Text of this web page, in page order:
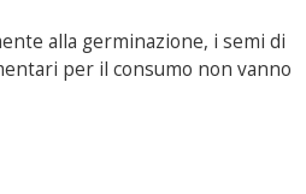
alla germinazione, i semi di
per il consumo non vanno